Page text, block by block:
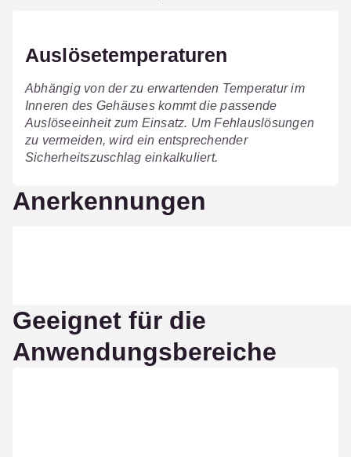
Auslösetemperaturen
Abhängig von der zu erwartenden Temperatur im
Inneren des Gehäuses kommt die passende
Auslöseeinheit zum Einsatz. Um Fehlauslösungen
zu vermeiden, wird ein entsprechender
Sicherheitszuschlag einkalkuliert.
Anerkennungen
Geeignet für die
Anwendungsbereiche